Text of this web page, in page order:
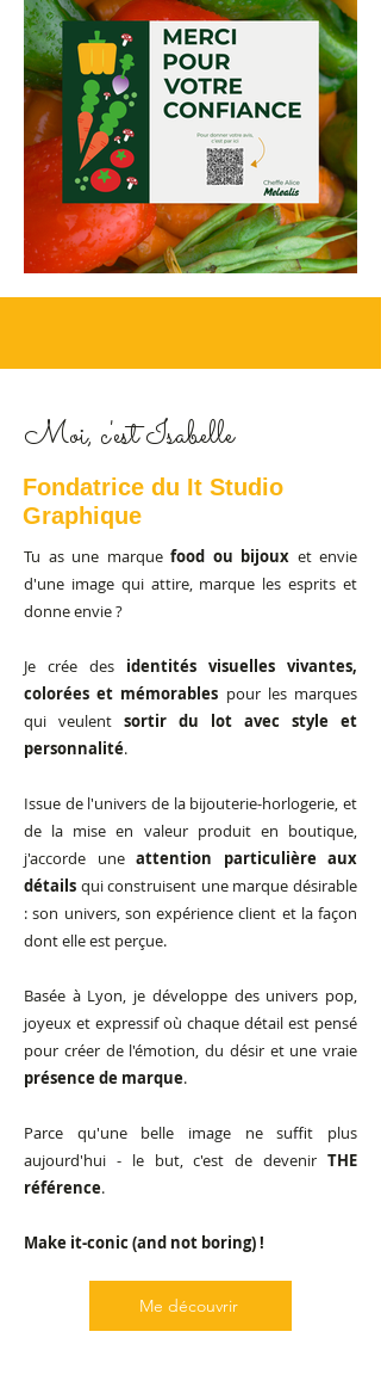
Moi, c'est Isabelle
Fondatrice du It Studio
Graphique
Tu as une marque food ou bijoux et envie
d'une image qui attire, marque les esprits et
donne envie ?
Je crée des identités visuelles vivantes,
colorées et mémorables pour les marques
qui veulent sortir du lot avec style et
personnalité.
Issue de l'univers de la bijouterie-horlogerie, et
de la mise en valeur produit en boutique,
j'accorde une attention particulière aux
détails qui construisent une marque désirable
: son univers, son expérience client et la façon
dont elle est perçue.
Basée à Lyon, je développe des univers pop,
joyeux et expressif où chaque détail est pensé
pour créer de l'émotion, du désir et une vraie
présence de marque.
Parce qu'une belle image ne suffit plus
aujourd'hui - le but, c'est de devenir THE
référence.
Make it-conic (and not boring) !
Me découvrir